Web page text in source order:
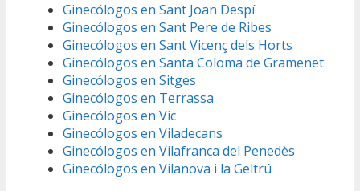
Ginecólogos en Sant Joan Despí
Ginecólogos en Sant Pere de Ribes
Ginecólogos en Sant Vicenç dels Horts
Ginecólogos en Santa Coloma de Gramenet
Ginecólogos en Sitges
Ginecólogos en Terrassa
Ginecólogos en Vic
Ginecólogos en Viladecans
Ginecólogos en Vilafranca del Penedès
Ginecólogos en Vilanova i la Geltrú